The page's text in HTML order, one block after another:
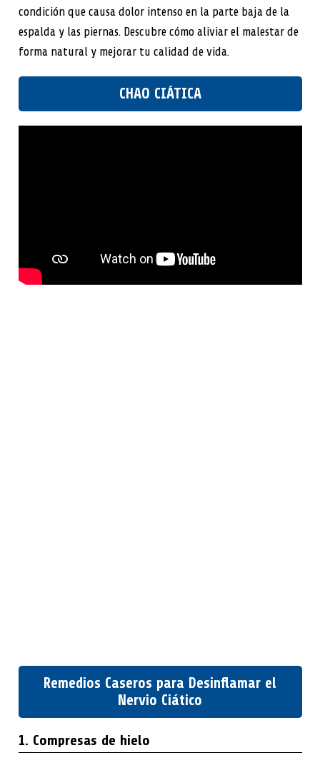
condición que causa dolor intenso en la parte baja de la
espalda y las piernas. Descubre cómo aliviar el malestar de
forma natural y mejorar tu calidad de vida.
CHAO CIÁTICA
Remedios Caseros para Desinflamar el
Nervio Ciático
1. Compresas de hielo